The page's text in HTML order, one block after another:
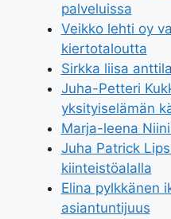
palveluissa
Veikko lehti oy
kiertotaloutta
Sirkka liisa
Juha-Petteri
yksityiselämän
Marja-leena
Juha Patrick
kiinteistöalalla
Elina pylkkänen
asiantuntijuus